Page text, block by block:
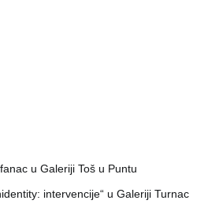
u Galeriji Toš u Puntu
intervencije“ u Galeriji Turnac